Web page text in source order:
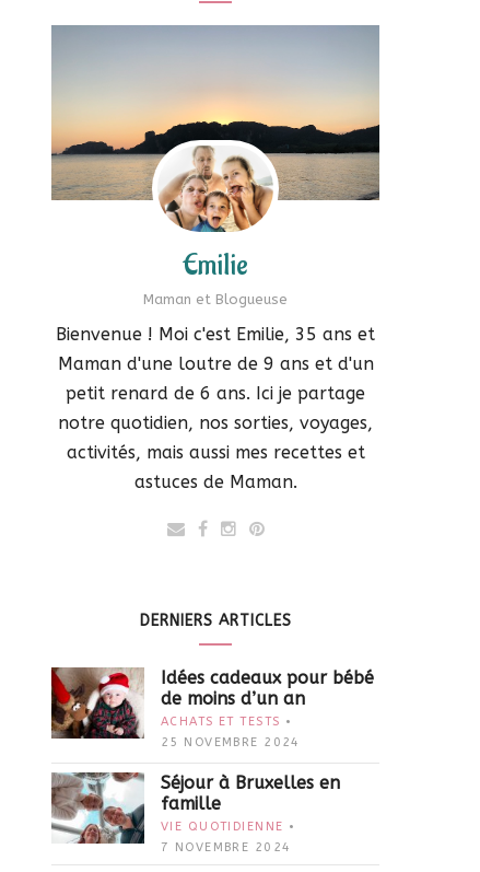
Emilie
Maman et Blogueuse
Bienvenue ! Moi c'est Emilie, 35 ans et
Maman d'une loutre de 9 ans et d'un
petit renard de 6 ans. Ici je partage
notre quotidien, nos sorties, voyages,
activités, mais aussi mes recettes et
astuces de Maman.
DERNIERS ARTICLES
Idées cadeaux pour bébé
de moins d’un an
ACHATS ET TESTS
25 NOVEMBRE 2024
Séjour à Bruxelles en
famille
VIE QUOTIDIENNE
7 NOVEMBRE 2024